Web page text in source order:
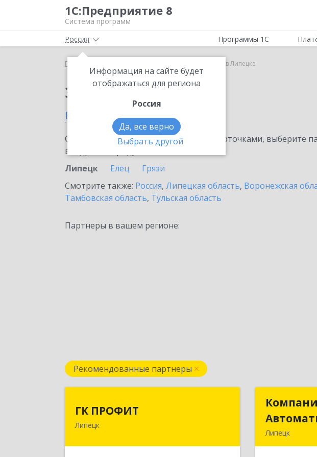
1С:Предприятие 8
Система программ
Россия
Информация на сайте будет
отображаться для региона
Россия
Да, все верно
Выбрать другой
Программы 1С
Главная 1С:Лизинг в Липецке
Заказать 1С:Лизинг
в Липецке
Ознакомьтесь с информационными карточками, выберите
внедрение продукта.
Липецк
Елец
Грязи
Смотрите также: Россия, Липецкая область, Воронежская
Тамбовская область, Тульская область
Партнеры в вашем регионе:
Рекомендованные партнеры
ГК ПРОФИТ
Липецк398001, Липецкая обл, Липецк г,
Липецк